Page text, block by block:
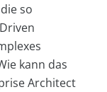
so
kann das
Architect